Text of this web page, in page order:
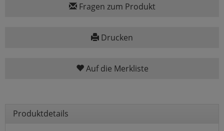
Fragen zum Produkt
Drucken
Auf die Merkliste
Produktdetails